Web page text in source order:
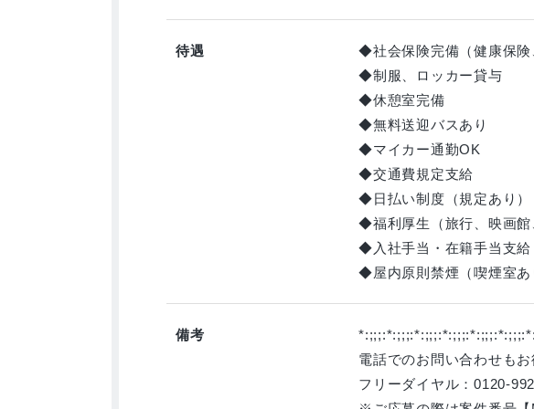
待遇
◆社会保険完備（健康保
◆制服、ロッカー貸与
◆休憩室完備
◆無料送迎バスあり
◆マイカー通勤OK
◆交通費規定支給
◆日払い制度（規定あり）
◆福利厚生（旅行、映画
◆入社手当・在籍手当支給
◆屋内原則禁煙（喫煙室あ
備考
電話でのお問い合わせもお
フリーダイヤル：0120-